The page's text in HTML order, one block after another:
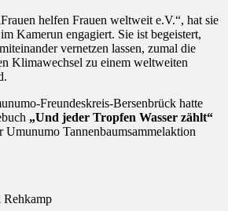
helfen Frauen weltweit e.V.“, hat sie
Kamerun engagiert. Sie ist begeistert,
vernetzen lassen, zumal die
Klimawechsel zu einem weltweiten
Freundeskreis-Bersenbrück hatte
„Und jeder Tropfen Wasser zählt“
Umunumo Tannenbaumsammelaktion
Rehkamp